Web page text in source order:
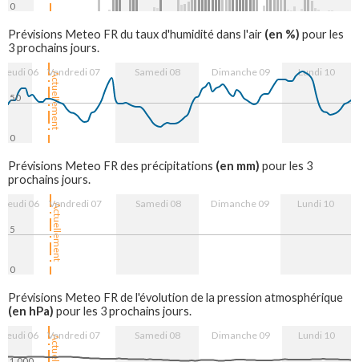
0
Prévisions Meteo FR du taux d'humidité dans l'air (en %) pour les
3 prochains jours.
Actuellement
Jeudi 06 Vendredi 07 Samedi 08 Dimanche 09 Lundi 10
0
50
Prévisions Meteo FR des précipitations (en mm) pour les 3
prochains jours.
Actuellement
Jeudi 06 Vendredi 07 Samedi 08 Dimanche 09 Lundi 10
0
5
Prévisions Meteo FR de l'évolution de la pression atmosphérique
(en hPa) pour les 3 prochains jours.
Jeudi 06 Vendredi 07 Samedi 08 Dimanche 09 Lundi 10